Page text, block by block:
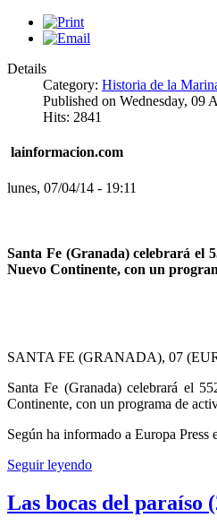
Details
Category: Historia de la
Published on Wednesday, 09
Hits: 2841
lainformacion.com
lunes, 07/04/14 - 19:11
Santa Fe (Granada) celebrará el
Nuevo Continente, con un
SANTA FE (GRANADA), 07
Santa Fe (Granada) celebrará el
Continente, con un programa de
Según ha informado a Europa Press
Seguir leyendo
Las bocas del paraíso